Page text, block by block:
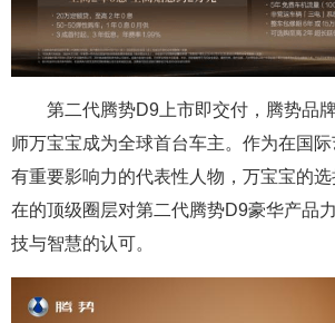
第二代腾势D9上市即交付，腾势品牌
师万宝宝成为全球首台车主。作为在国
有重要影响力的代表性人物，万宝宝的
在的顶级圈层对第二代腾势D9豪华产品
技与智慧的认可。